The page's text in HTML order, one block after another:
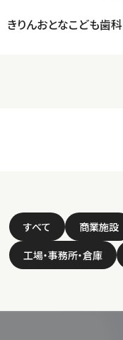
きりんおとなこども歯科
すべて 商業施設
工場・事務所・倉庫